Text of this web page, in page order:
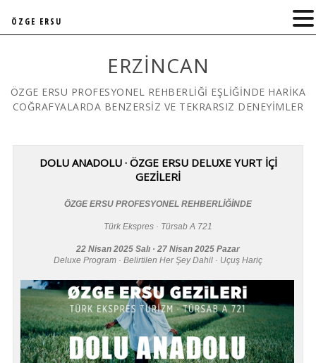
ERZINCAN
ÖZGE ERSU PROFESYONEL REHBERLİĞİ EŞLİĞİNDE HARİKA
COĞRAFYALARDA BENZERSİZ VE TEKRARSIZ DENEYİMLER
DOLU ANADOLU · ÖZGE ERSU DELUXE YURT İÇİ
GEZİLERİ
ÖZGE ERSU PROFESYONEL REHBERLİĞİNDE
Türk Ekspres · Türsab A 721
22 Nisan 2025 Salı · 27 Nisan 2025 Pazar
Deluxe Program · Belirtilen Her Şey Dahil · Uçuş Hariç
ÖZGE ERSU